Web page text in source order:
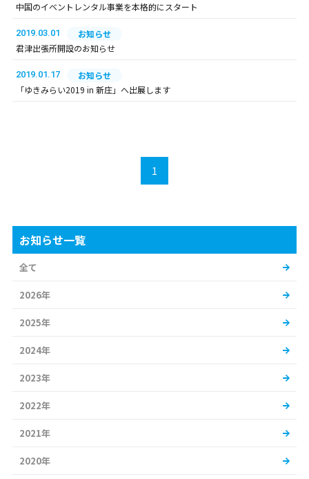
中国のイベントレンタル事業を本格的にスタート
2019.03.01
お知らせ
君津出張所開設のお知らせ
2019.01.17
お知らせ
「ゆきみらい2019 in 新庄」へ出展します
1
お知らせ一覧
全て
2026年
2025年
2024年
2023年
2022年
2021年
2020年